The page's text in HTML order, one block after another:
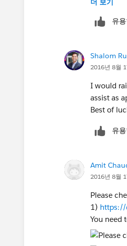
더 보기
유
Shalom
2016년 8월
I would
assist as
Best of
유
Amit
2016년 8월
Please
1) https://
You need